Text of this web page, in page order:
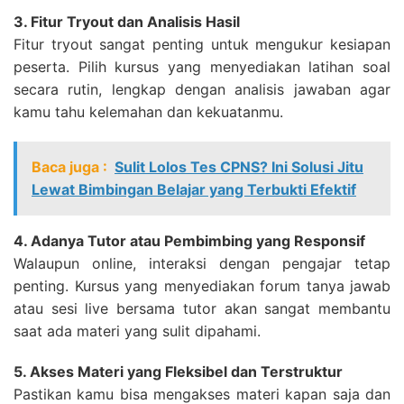
3. Fitur Tryout dan Analisis Hasil
Fitur tryout sangat penting untuk mengukur kesiapan
peserta. Pilih kursus yang menyediakan latihan soal
secara rutin, lengkap dengan analisis jawaban agar
kamu tahu kelemahan dan kekuatanmu.
Baca juga : Sulit Lolos Tes CPNS? Ini Solusi Jitu
Lewat Bimbingan Belajar yang Terbukti Efektif
4. Adanya Tutor atau Pembimbing yang Responsif
Walaupun online, interaksi dengan pengajar tetap
penting. Kursus yang menyediakan forum tanya jawab
atau sesi live bersama tutor akan sangat membantu
saat ada materi yang sulit dipahami.
5. Akses Materi yang Fleksibel dan Terstruktur
Pastikan kamu bisa mengakses materi kapan saja dan